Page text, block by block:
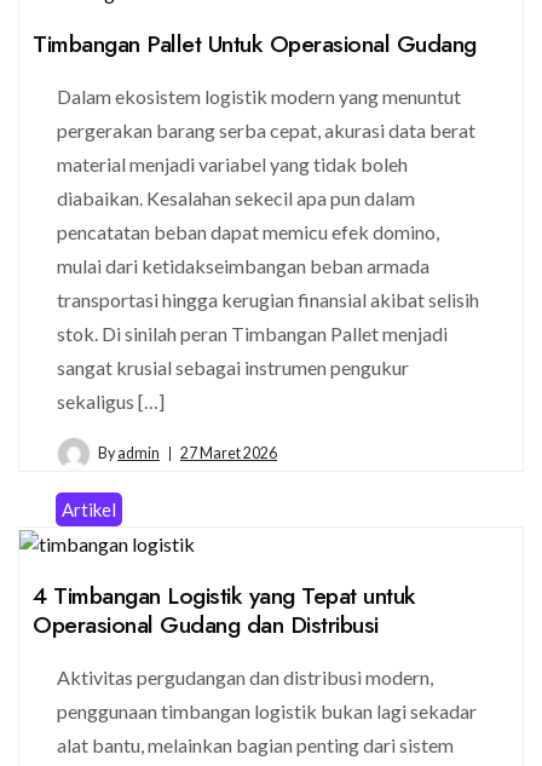
Timbangan Pallet Untuk Operasional Gudang
Dalam ekosistem logistik modern yang menuntut
pergerakan barang serba cepat, akurasi data berat
material menjadi variabel yang tidak boleh
diabaikan. Kesalahan sekecil apa pun dalam
pencatatan beban dapat memicu efek domino,
mulai dari ketidakseimbangan beban armada
transportasi hingga kerugian finansial akibat selisih
stok. Di sinilah peran Timbangan Pallet menjadi
sangat krusial sebagai instrumen pengukur
sekaligus […]
By admin 27 Maret 2026
Artikel
4 Timbangan Logistik yang Tepat untuk
Operasional Gudang dan Distribusi
Aktivitas pergudangan dan distribusi modern,
penggunaan timbangan logistik bukan lagi sekadar
alat bantu, melainkan bagian penting dari sistem